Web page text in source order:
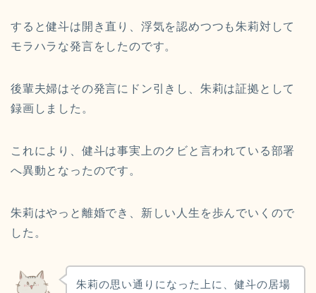
すると健斗は開き直り、浮気を認めつつも朱莉対して
モラハラな発言をしたのです。
後輩夫婦はその発言にドン引きし、朱莉は証拠として
録画しました。
これにより、健斗は事実上のクビと言われている部署
へ異動となったのです。
朱莉はやっと離婚でき、新しい人生を歩んでいくので
した。
朱莉の思い通りになった上に、健斗の居場